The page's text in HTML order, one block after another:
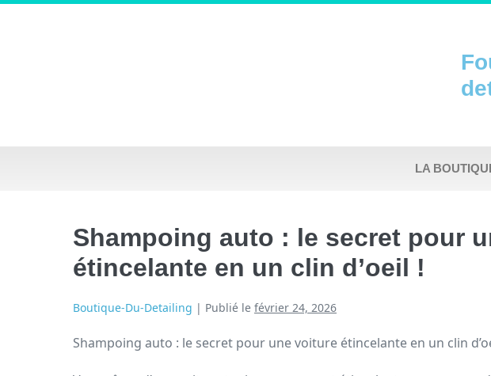
LA
Shampoing auto : le secret pour
étincelante en un clin d’oeil !
Boutique-Du-Detailing | Publié le février 24, 2026
Shampoing auto : le secret pour une voiture étincelante en un clin